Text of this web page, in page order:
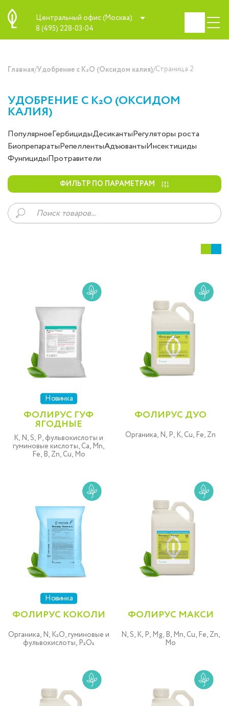
Центральный офис (Москва)
8 (495) 228-03-04
Главная/Удобрение с K₂O (Оксидом калия)/Страница 2
УДОБРЕНИЕ С K₂O (ОКСИДОМ
КАЛИЯ)
ПопулярноеГербицидыДесикантыРегуляторы роста
БиопрепаратыРепеллентыАдъювантыИнсектициды
ФунгицидыПротравители
ФИЛЬТР ПО ПАРАМЕТРАМ
Поиск
товаров
Новинка
ФОЛИРУС ГУФ
ЯГОДНЫЕ
K, N, S, P, фульвокислоты и
гуминовые кислоты, Ca, Mn,
Fe, B, Zn, Cu, Mo
ФОЛИРУС ДУО
Органика, N, P, K, Cu, Fe, Zn
Новинка
ФОЛИРУС КОКОЛИ
Органика, N, K₂O, гуминовые и
фульвокислоты, P₂O₅
ФОЛИРУС МАКСИ
N, S, K, P, Mg, B, Mn, Cu, Fe, Zn,
Mo